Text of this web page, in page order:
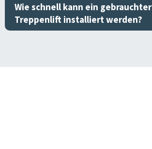
Wie schnell kann ein gebrauchter
Treppenlift installiert werden?